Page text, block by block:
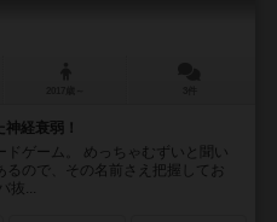
経衰弱！
ゲーム。 めっちゃむずいと聞い
ので、その名前さえ把握してお
抜...